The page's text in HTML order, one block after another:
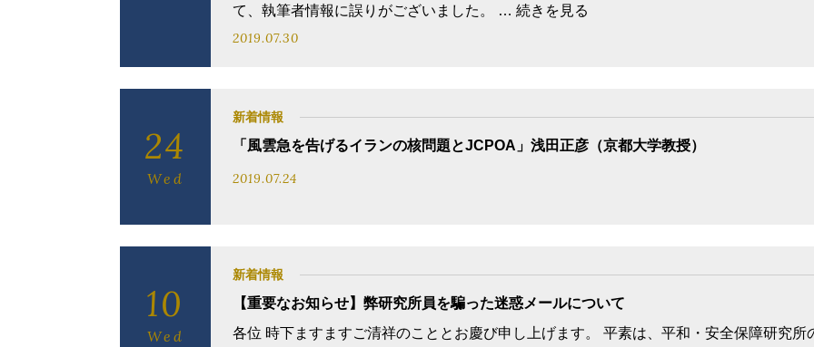
て、執筆者情報に誤りがございました。 … 続きを見る
2019.07.30
24
Wed
新着情報
「風雲急を告げるイランの核問題とJCPOA」浅田正彦（京都大学教授）
2019.07.24
10
Wed
新着情報
【重要なお知らせ】弊研究所員を騙った迷惑メールについて
各位 時下ますますご清祥のこととお慶び申し上げます。 平素は、平和・安全保障研究